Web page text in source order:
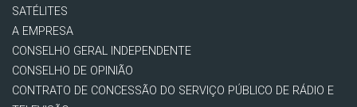
SATÉLITES
A EMPRESA
CONSELHO GERAL INDEPENDENTE
CONSELHO DE OPINIÃO
CONTRATO DE CONCESSÃO DO SERVIÇO PÚBLICO DE RÁDIO E